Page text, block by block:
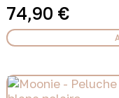
74,90 €